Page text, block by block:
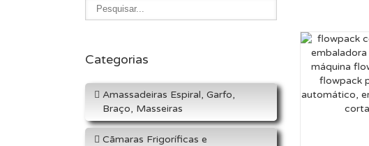
Categorias
Amassadeiras Espiral, Garfo,
Braço, Masseiras
Cãmaras Frigoríficas e